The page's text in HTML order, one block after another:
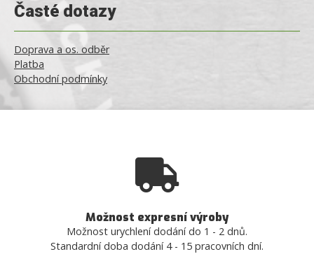
Časté dotazy
Doprava a os. odběr
Platba
Obchodní podmínky
Možnost expresní výroby
Možnost urychlení dodání do 1 - 2 dnů.
Standardní doba dodání 4 - 15 pracovních dní.